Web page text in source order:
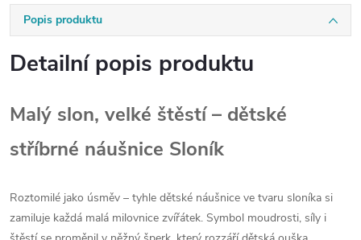
Popis produktu
Detailní popis produktu
Malý slon, velké štěstí – dětské
stříbrné náušnice Sloník
Roztomilé jako úsměv – tyhle dětské náušnice ve tvaru sloníka si
zamiluje každá malá milovnice zvířátek. Symbol moudrosti, síly i